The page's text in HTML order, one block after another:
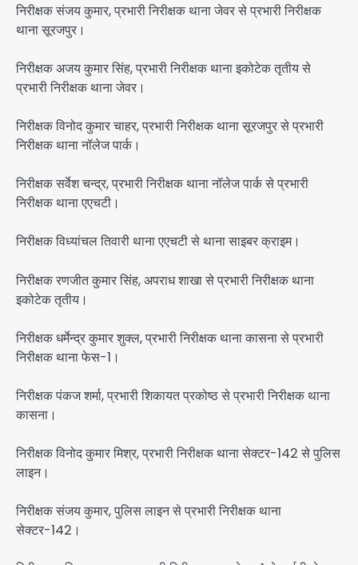
निरीक्षक संजय कुमार, प्रभारी निरीक्षक थाना जेवर से प्रभारी निरीक्षक
थाना सूरजपुर।
निरीक्षक अजय कुमार सिंह, प्रभारी निरीक्षक थाना इकोटेक तृतीय से
प्रभारी निरीक्षक थाना जेवर।
निरीक्षक विनोद कुमार चाहर, प्रभारी निरीक्षक थाना सूरजपुर से प्रभारी
निरीक्षक थाना नॉलेज पार्क।
निरीक्षक सर्वेश चन्द्र, प्रभारी निरीक्षक थाना नॉलेज पार्क से प्रभारी
निरीक्षक थाना एएचटी।
निरीक्षक विध्यांचल तिवारी थाना एएचटी से थाना साइबर क्राइम।
निरीक्षक रणजीत कुमार सिंह, अपराध शाखा से प्रभारी निरीक्षक थाना
इकोटेक तृतीय।
निरीक्षक धर्मेन्द्र कुमार शुक्ल, प्रभारी निरीक्षक थाना कासना से प्रभारी
निरीक्षक थाना फेस-1।
निरीक्षक पंकज शर्मा, प्रभारी शिकायत प्रकोष्ठ से प्रभारी निरीक्षक थाना
कासना।
निरीक्षक विनोद कुमार मिश्र, प्रभारी निरीक्षक थाना सेक्टर-142 से पुलिस
लाइन।
निरीक्षक संजय कुमार, पुलिस लाइन से प्रभारी निरीक्षक थाना
सेक्टर-142।